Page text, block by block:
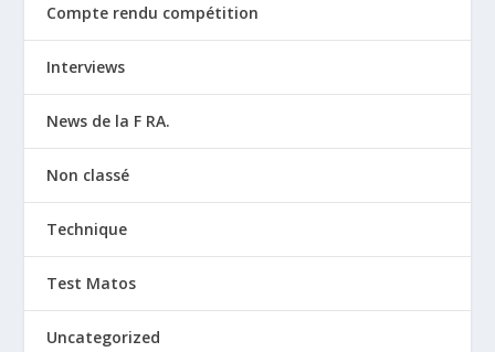
Compte rendu compétition
Interviews
News de la F RA.
Non classé
Technique
Test Matos
Uncategorized